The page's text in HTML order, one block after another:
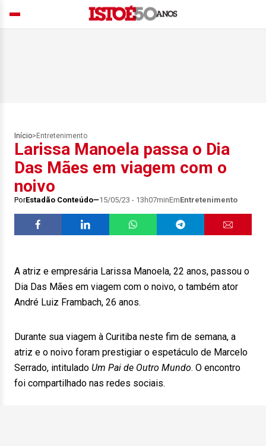
Início> Entretenimento
Larissa Manoela passa o Dia
Das Mães em viagem com o
noivo
PorEstadão Conteúdo 15/05/23 - 13h07minEmEntretenimento
A atriz e empresária Larissa Manoela, 22 anos, passou o
Dia Das Mães em viagem com o noivo, o também ator
André Luiz Frambach, 26 anos.
Durante sua viagem à Curitiba neste fim de semana, a
atriz e o noivo foram prestigiar o espetáculo de Marcelo
Serrado, intitulado Um Pai de Outro Mundo. O encontro
foi compartilhado nas redes sociais.